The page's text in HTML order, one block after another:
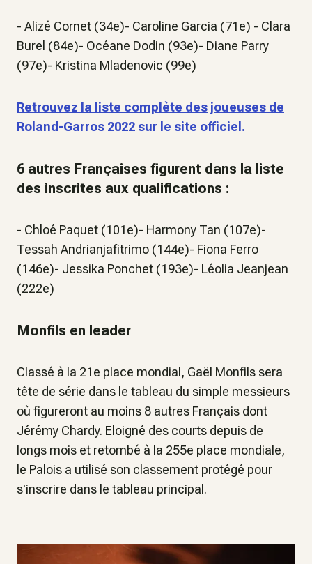
- Alizé Cornet (34e)- Caroline Garcia (71e) - Clara
Burel (84e)- Océane Dodin (93e)- Diane Parry
(97e)- Kristina Mladenovic (99e)
Retrouvez la liste complète des joueuses de
Roland-Garros 2022 sur le site officiel.
6 autres Françaises figurent dans la liste
des inscrites aux qualifications :
- Chloé Paquet (101e)- Harmony Tan (107e)-
Tessah Andrianjafitrimo (144e)- Fiona Ferro
(146e)- Jessika Ponchet (193e)- Léolia Jeanjean
(222e)
Monfils en leader
Classé à la 21e place mondial, Gaël Monfils sera
tête de série dans le tableau du simple messieurs
où figureront au moins 8 autres Français dont
Jérémy Chardy. Eloigné des courts depuis de
longs mois et retombé à la 255e place mondiale,
le Palois a utilisé son classement protégé pour
s'inscrire dans le tableau principal.